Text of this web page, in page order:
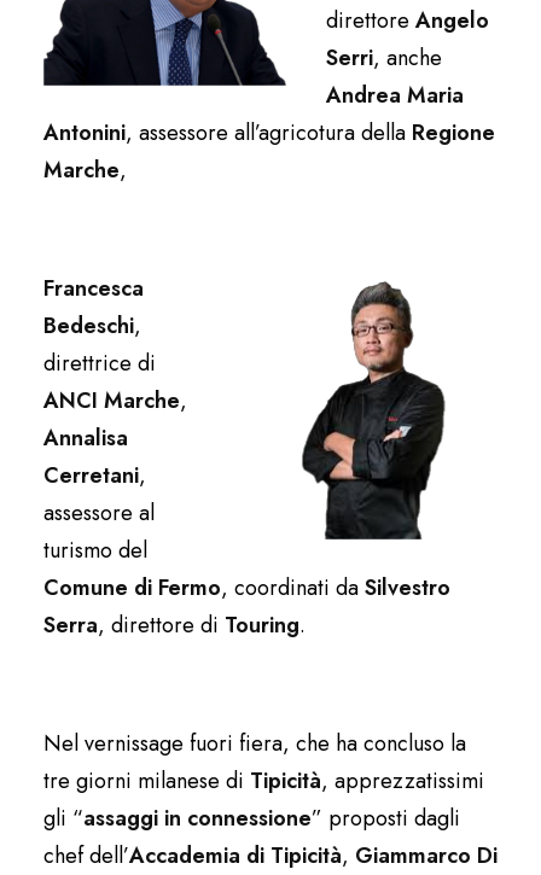
direttore Angelo
Serri, anche
Andrea Maria
Antonini, assessore all’agricotura della Regione
Marche,
Francesca
Bedeschi,
direttrice di
ANCI Marche,
Annalisa
Cerretani,
assessore al
turismo del
Comune di Fermo, coordinati daSilvestro
Serra, direttore di Touring.
Nel vernissage fuori fiera, che ha concluso la
tre giorni milanese di Tipicità, apprezzatissimi
gli “assaggi in connessione” proposti dagli
chef dell’Accademia di Tipicità, Giammarco Di